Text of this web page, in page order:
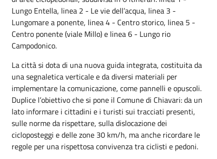
Lungo Entella, linea 2 - Le vie dell’acqua, linea 3 -
Lungomare a ponente, linea 4 - Centro storico, linea 5 -
Centro ponente (viale Millo) e linea 6 - Lungo rio
Campodonico.
La città si dota di una nuova guida integrata, costituita da
una segnaletica verticale e da diversi materiali per
implementare la comunicazione, come pannelli e opuscoli.
Duplice l’obiettivo che si pone il Comune di Chiavari: da un
lato informare i cittadini e i turisti sui tracciati presenti,
sulle norme da rispettare, sulla dislocazione dei
cicloposteggi e delle zone 30 km/h, ma anche ricordare le
regole per una rispettosa convivenza tra ciclisti e pedoni.